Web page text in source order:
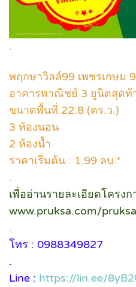
.
พฤกษาวิลล์99 เพชรเกษม
อาคารพาณิชย์ 3 ยูนิตสุดท้
ขนาดพื้นที่ 22.8 (ตร.ว.)
3 ห้องนอน
2 ห้องน้ำ
ราคาเริ่มต้น : 1.99 ลบ.*
.
เพื่ออ่านรายละเอียดโครงก
www.pruksa.com/
.
โทร : 0988349827
.
Line : https://lin.ee/